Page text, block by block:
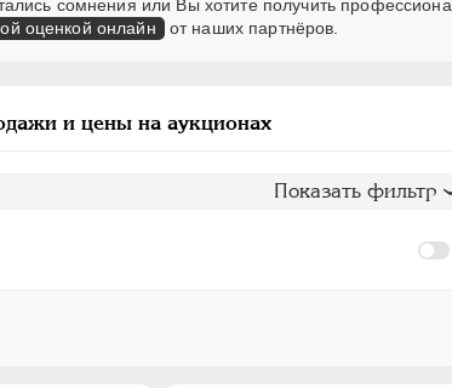
сомнения или Вы хотите получить
оценкой онлайн от наших партнёров.
и цены на аукционах
Показать фильтр